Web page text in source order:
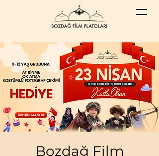
Bozdağ Film